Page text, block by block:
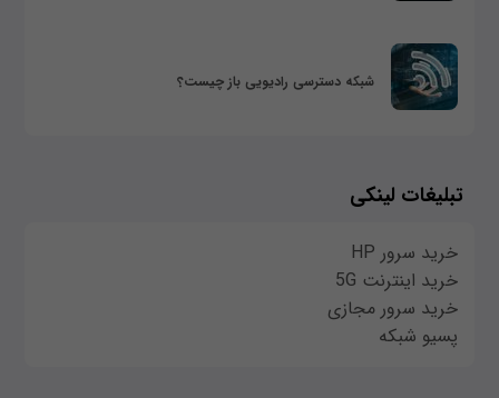
شبکه دسترسی رادیویی باز چیست؟
تبلیغات لینکی
خرید سرور HP
خرید اینترنت 5G
خرید سرور مجازی
پسیو شبکه